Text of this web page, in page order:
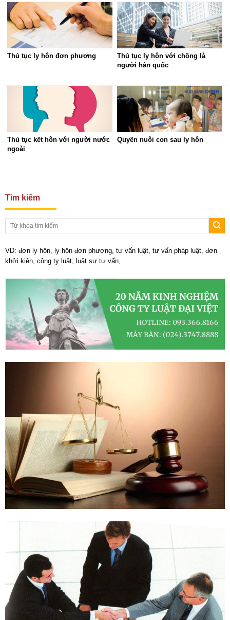
Thủ tục ly hôn đơn phương
Thủ tục ly hôn với chồng là
người hàn quốc
Thủ tục kết hôn với người nước
ngoài
Quyền nuôi con sau ly hôn
Tìm kiếm
VD: đơn ly hôn, ly hôn đơn phương, tư vấn luật, tư vấn pháp luật, đơn
khởi kiện, công ty luật, luật sư tư vấn,…